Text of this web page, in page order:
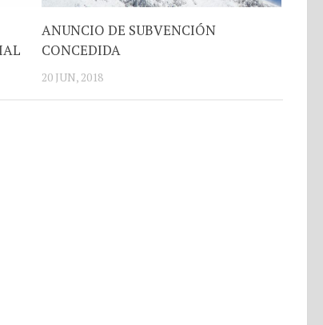
ANUNCIO DE SUBVENCIÓN
CONCEDIDA
20 JUN, 2018